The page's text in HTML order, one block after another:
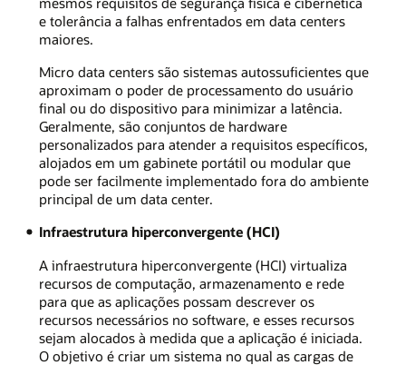
e tolerância a falhas enfrentados em data centers
maiores.
Micro data centers são sistemas autossuficientes que
aproximam o poder de processamento do usuário
final ou do dispositivo para minimizar a latência.
Geralmente, são conjuntos de hardware
personalizados para atender a requisitos específicos,
alojados em um gabinete portátil ou modular que
pode ser facilmente implementado fora do ambiente
principal de um data center.
Infraestrutura hiperconvergente (HCI)
A infraestrutura hiperconvergente (HCI) virtualiza
recursos de computação, armazenamento e rede
para que as aplicações possam descrever os
recursos necessários no software, e esses recursos
sejam alocados à medida que a aplicação é iniciada.
O objetivo é criar um sistema no qual as cargas de